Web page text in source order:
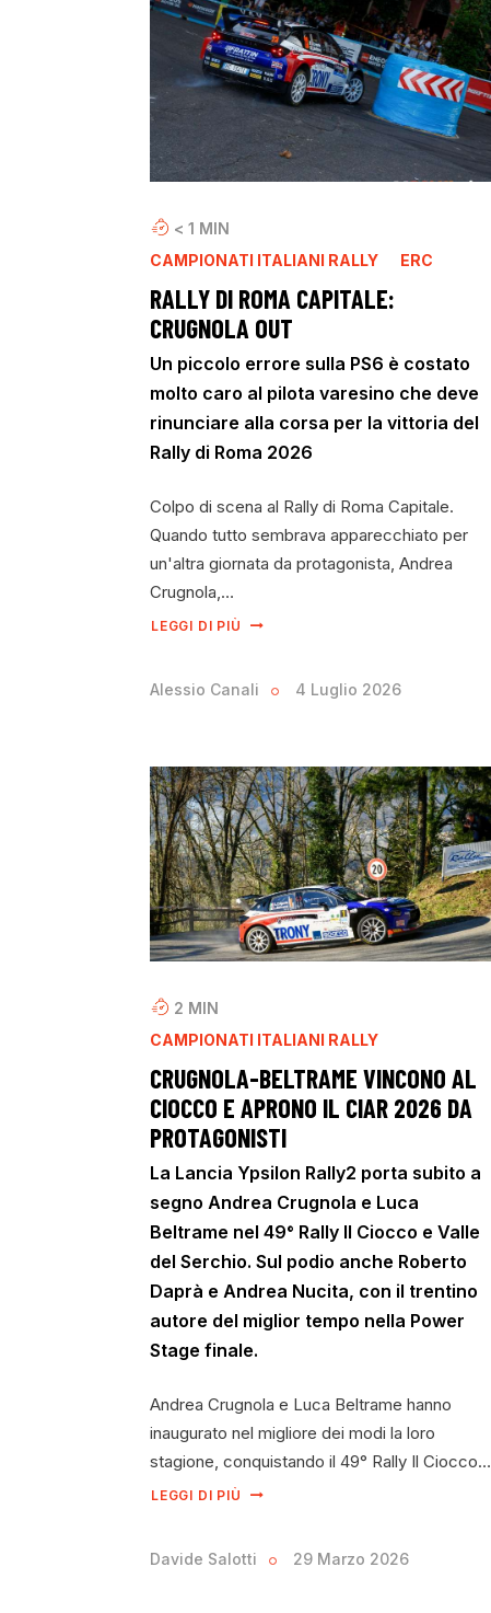
< 1 MIN
CAMPIONATI ITALIANI RALLY
ERC
RALLY DI ROMA CAPITALE:
CRUGNOLA OUT
Un piccolo errore sulla PS6 è costato
molto caro al pilota varesino che deve
rinunciare alla corsa per la vittoria del
Rally di Roma 2026
Colpo di scena al Rally di Roma Capitale.
Quando tutto sembrava apparecchiato per
un'altra giornata da protagonista, Andrea
Crugnola,…
LEGGI DI PIÙ
Alessio Canali 4 Luglio 2026
2 MIN
CAMPIONATI ITALIANI RALLY
CRUGNOLA-BELTRAME VINCONO AL
CIOCCO E APRONO IL CIAR 2026 DA
PROTAGONISTI
La Lancia Ypsilon Rally2 porta subito a
segno Andrea Crugnola e Luca
Beltrame nel 49° Rally Il Ciocco e Valle
del Serchio. Sul podio anche Roberto
Daprà e Andrea Nucita, con il trentino
autore del miglior tempo nella Power
Stage finale.
Andrea Crugnola e Luca Beltrame hanno
inaugurato nel migliore dei modi la loro
stagione, conquistando il 49° Rally Il Ciocco…
LEGGI DI PIÙ
Davide Salotti 29 Marzo 2026